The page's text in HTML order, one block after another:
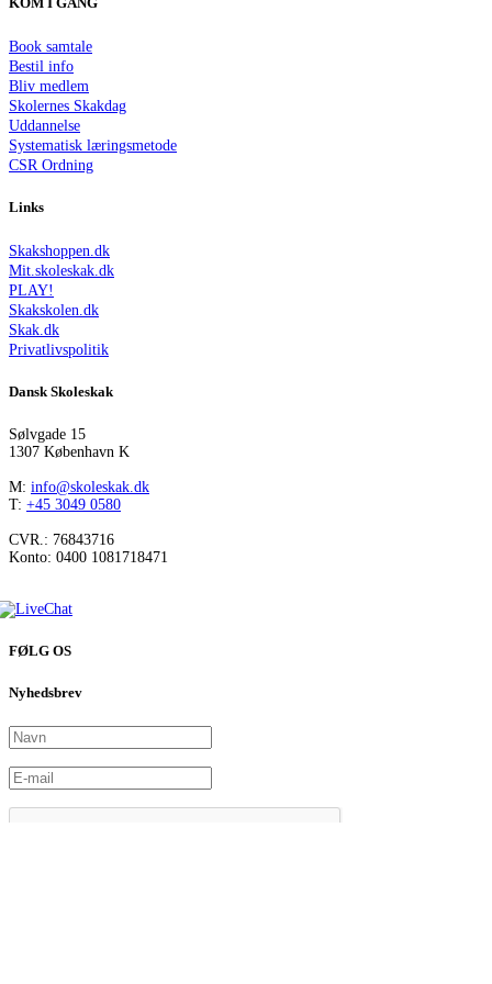
Book samtale
Bestil info
Bliv medlem
Skolernes Skakdag
Uddannelse
Systematisk læringsmetode
CSR Ordning
Links
Skakshoppen.dk
Mit.skoleskak.dk
PLAY!
Skakskolen.dk
Skak.dk
Privatlivspolitik
Dansk Skoleskak
Sølvgade 15
1307 København K
M: info@skoleskak.dk
T: +45 3049 0580
CVR.: 76843716
Konto: 0400 1081718471
FØLG OS
Nyhedsbrev